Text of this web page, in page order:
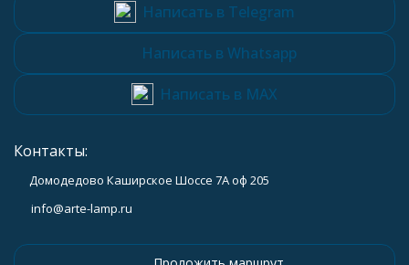
Написать в Telegram
Написать в Whatsapp
Написать в MAX
Контакты:
Домодедово Каширское Шоссе 7А оф 205
info@arte-lamp.ru